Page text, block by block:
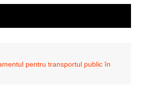
pentru transportul public în